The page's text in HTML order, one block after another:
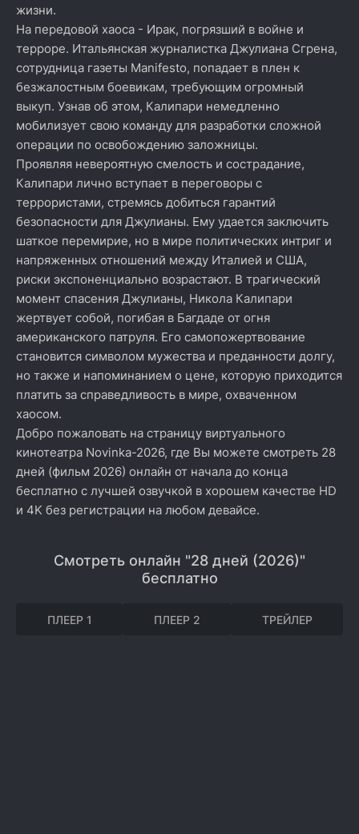
жизни.
На передовой хаоса - Ирак, погрязший в войне и
терроре. Итальянская журналистка Джулиана Сгрена,
сотрудница газеты Manifesto, попадает в плен к
безжалостным боевикам, требующим огромный
выкуп. Узнав об этом, Калипари немедленно
мобилизует свою команду для разработки сложной
операции по освобождению заложницы.
Проявляя невероятную смелость и сострадание,
Калипари лично вступает в переговоры с
террористами, стремясь добиться гарантий
безопасности для Джулианы. Ему удается заключить
шаткое перемирие, но в мире политических интриг и
напряженных отношений между Италией и США,
риски экспоненциально возрастают. В трагический
момент спасения Джулианы, Никола Калипари
жертвует собой, погибая в Багдаде от огня
американского патруля. Его самопожертвование
становится символом мужества и преданности долгу,
но также и напоминанием о цене, которую приходится
платить за справедливость в мире, охваченном
хаосом.
Добро пожаловать на страницу виртуального
кинотеатра Novinka-2026, где Вы можете смотреть 28
дней (фильм 2026) онлайн от начала до конца
бесплатно с лучшей озвучкой в хорошем качестве HD
и 4K без регистрации на любом девайсе.
Смотреть онлайн "28 дней (2026)"
бесплатно
ПЛЕЕР 1 ПЛЕЕР 2 ТРЕЙЛЕР